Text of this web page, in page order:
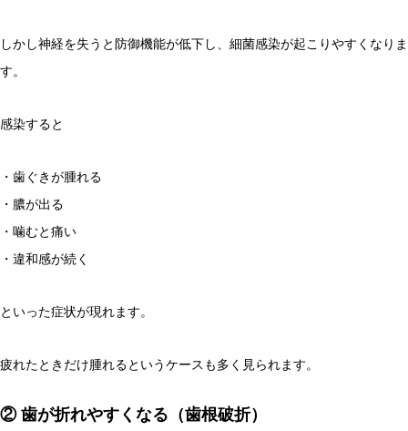
しかし神経を失うと防御機能が低下し、細菌感染が起こりやすくなりま
す。
感染すると
・歯ぐきが腫れる
・膿が出る
・噛むと痛い
・違和感が続く
といった症状が現れます。
疲れたときだけ腫れるというケースも多く見られます。
② 歯が折れやすくなる（歯根破折）